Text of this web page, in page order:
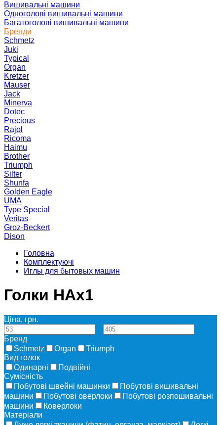
Вишивальні машини
Одноголові вишивальні машини
Багатоголові вишивальні машини
Бренди
Schmetz
Juki
Typical
Organ
Kretzer
Mauser
Jack
Minerva
Dotec
Precious
Rajol
Ricoma
Haimu
Brother
Triumph
Silter
Shunfa
Golden Eagle
UMA
Type Special
Veritas
Groz-Beckert
Dison
Головна
Комплектуючі
Иглы для бытовых машин
Голки HAx1
Ціна, грн.
Бренд
Schmetz
Organ
Triumph
Вид голок
Одинарні
Подвійні
Сумісність
Побутові швейні машинки
Побутові вишивальні
машини
Побутові оверлоки
Побутові розпошивальні
машини
Коверлоки
Матеріали